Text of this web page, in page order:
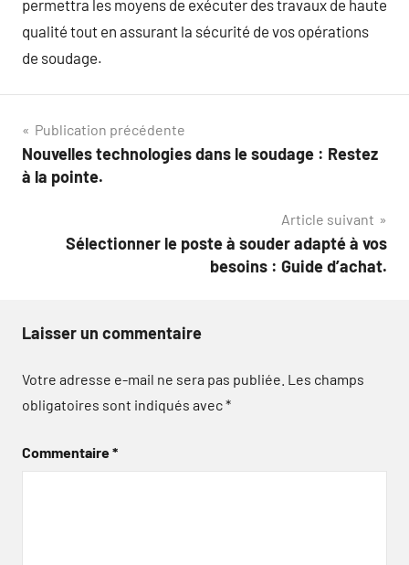
permettra les moyens de exécuter des travaux de haute
qualité tout en assurant la sécurité de vos opérations
de soudage.
Navigation
de
Publication précédente
Nouvelles technologies dans le soudage : Restez
à la pointe.
Article suivant
Sélectionner le poste à souder adapté à vos
besoins : Guide d’achat.
Laisser un commentaire
Votre adresse e-mail ne sera pas publiée. Les champs
obligatoires sont indiqués avec*
Commentaire*